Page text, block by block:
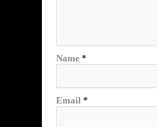
Name *
Email *